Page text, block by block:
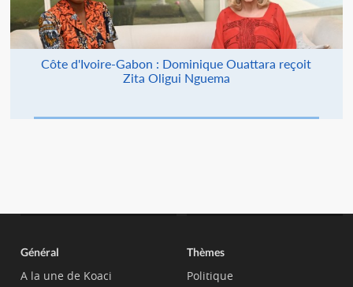
Côte d'Ivoire-Gabon : Dominique Ouattara reçoit
Zita Oligui Nguema
Général
A la une de Koaci
Thèmes
Politique